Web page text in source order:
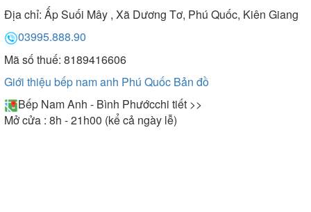
Địa chỉ: Ấp Suối Mây , Xã Dương Tơ, Phú Quốc, Kiên Giang
03995.888.90
Mã số thuế: 8189416606
Giới thiệu bếp nam anh Phú Quốc Bản đồ
Bếp Nam Anh - Bình Phướcchi tiết >>
Mở cửa : 8h - 21h00 (kể cả ngày lễ)